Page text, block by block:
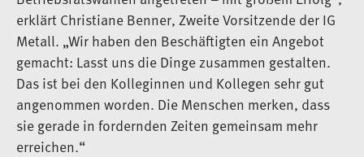
erklärt Christiane Benner, Zweite Vorsitzende der IG
Metall. „Wir haben den Beschäftigten ein Angebot
gemacht: Lasst uns die Dinge zusammen gestalten.
Das ist bei den Kolleginnen und Kollegen sehr gut
angenommen worden. Die Menschen merken, dass
sie gerade in fordernden Zeiten gemeinsam mehr
erreichen.“